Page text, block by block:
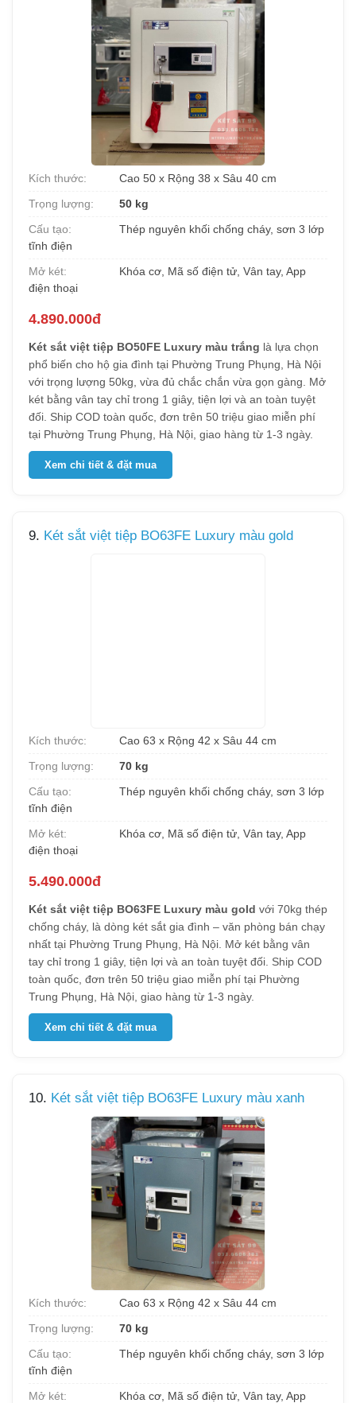
Kích thước:
Cao 50 x Rộng 38 x Sâu 40 cm
Trọng lượng:
50 kg
Cấu tạo:
Thép nguyên khối chống cháy, sơn 3 lớp
tĩnh điện
Mở két:
Khóa cơ, Mã số điện tử, Vân tay, App
điện thoại
4.890.000đ
Két sắt việt tiệp BO50FE Luxury màu trắng là lựa chọn
phổ biến cho hộ gia đình tại Phường Trung Phụng, Hà Nội
với trọng lượng 50kg, vừa đủ chắc chắn vừa gọn gàng. Mở
két bằng vân tay chỉ trong 1 giây, tiện lợi và an toàn tuyệt
đối. Ship COD toàn quốc, đơn trên 50 triệu giao miễn phí
tại Phường Trung Phụng, Hà Nội, giao hàng từ 1-3 ngày.
Xem chi tiết & đặt mua
9. Két sắt việt tiệp BO63FE Luxury màu gold
Kích thước:
Cao 63 x Rộng 42 x Sâu 44 cm
Trọng lượng:
70 kg
Cấu tạo:
Thép nguyên khối chống cháy, sơn 3 lớp
tĩnh điện
Mở két:
Khóa cơ, Mã số điện tử, Vân tay, App
điện thoại
5.490.000đ
Két sắt việt tiệp BO63FE Luxury màu gold với 70kg thép
chống cháy, là dòng két sắt gia đình – văn phòng bán chạy
nhất tại Phường Trung Phụng, Hà Nội. Mở két bằng vân
tay chỉ trong 1 giây, tiện lợi và an toàn tuyệt đối. Ship COD
toàn quốc, đơn trên 50 triệu giao miễn phí tại Phường
Trung Phụng, Hà Nội, giao hàng từ 1-3 ngày.
Xem chi tiết & đặt mua
10. Két sắt việt tiệp BO63FE Luxury màu xanh
Kích thước:
Cao 63 x Rộng 42 x Sâu 44 cm
Trọng lượng:
70 kg
Cấu tạo:
Thép nguyên khối chống cháy, sơn 3 lớp
tĩnh điện
Mở két:
Khóa cơ, Mã số điện tử, Vân tay, App